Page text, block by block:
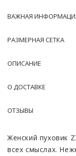
ВАЖНАЯ
РАЗМЕРНАЯ СЕТКА
ОПИСАНИЕ
О ДОСТАВКЕ
ОТЗЫВЫ
Женский пуховик
всех смыслах.